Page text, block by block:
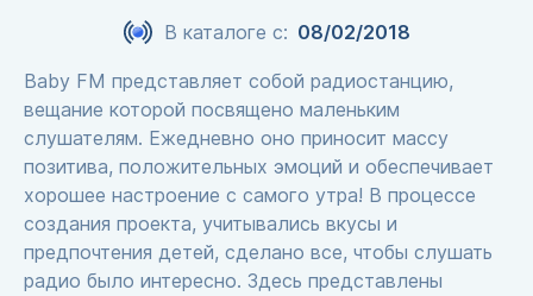
В каталоге с: 08/02/2018
Baby FM представляет собой радиостанцию,
вещание которой посвящено маленьким
слушателям. Ежедневно оно приносит массу
позитива, положительных эмоций и обеспечивает
хорошее настроение с самого утра! В процессе
создания проекта, учитывались вкусы и
предпочтения детей, сделано все, чтобы слушать
радио было интересно. Здесь представлены